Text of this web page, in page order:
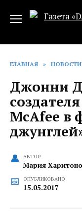
ГЛАВНАЯ » НОВОСТИ
Джонни
McAfee в
АВТОР
Мария
ОПУБЛИКОВАНО
15.05.2017